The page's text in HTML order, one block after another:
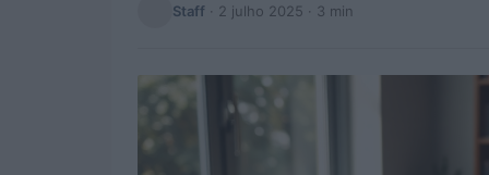
Staff · 2 julho 2025 · 3 min